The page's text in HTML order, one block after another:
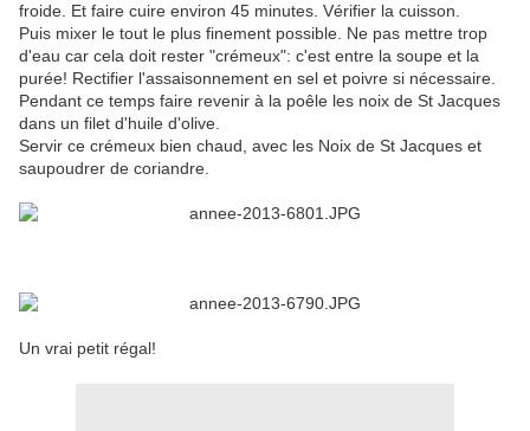
froide. Et faire cuire environ 45 minutes. Vérifier la cuisson.
Puis mixer le tout le plus finement possible. Ne pas mettre trop
d'eau car cela doit rester "crémeux": c'est entre la soupe et la
purée! Rectifier l'assaisonnement en sel et poivre si nécessaire.
Pendant ce temps faire revenir à la poêle les noix de St Jacques
dans un filet d'huile d'olive.
Servir ce crémeux bien chaud, avec les Noix de St Jacques et
saupoudrer de coriandre.
Un vrai petit régal!